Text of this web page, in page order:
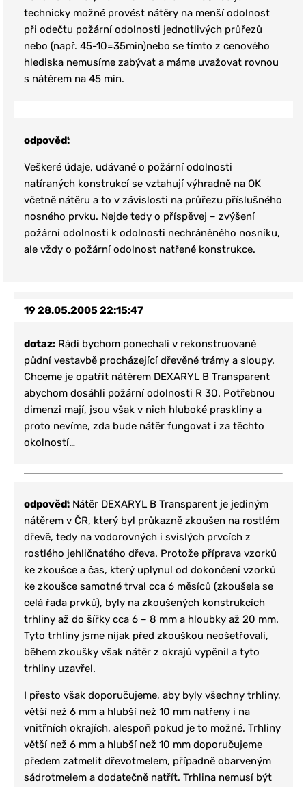
technicky možné provést nátěry na menší odolnost
při odečtu požární odolnosti jednotlivých průřezů
nebo (např. 45-10=35min)nebo se tímto z cenového
hlediska nemusíme zabývat a máme uvažovat rovnou
s nátěrem na 45 min.
odpověď:
Veškeré údaje, udávané o požární odolnosti
natíraných konstrukcí se vztahují výhradně na OK
včetně nátěru a to v závislosti na průřezu příslušného
nosného prvku. Nejde tedy o příspěvej – zvýšení
požární odolnosti k odolnosti nechráněného nosníku,
ale vždy o požární odolnost natřené konstrukce.
19 28.05.2005 22:15:47
dotaz:Rádi bychom ponechali v rekonstruované
půdní vestavbě procházející dřevěné trámy a sloupy.
Chceme je opatřit nátěrem DEXARYL B Transparent
abychom dosáhli požární odolnosti R 30. Potřebnou
dimenzi mají, jsou však v nich hluboké praskliny a
proto nevíme, zda bude nátěr fungovat i za těchto
okolností…
odpověď:Nátěr DEXARYL B Transparent je jediným
nátěrem v ČR, který byl průkazně zkoušen na rostlém
dřevě, tedy na vodorovných i svislých prvcích z
rostlého jehličnatého dřeva. Protože příprava vzorků
ke zkoušce a čas, který uplynul od dokončení vzorků
ke zkoušce samotné trval cca 6 měsíců (zkoušela se
celá řada prvků), byly na zkoušených konstrukcích
trhliny až do šířky cca 6 – 8 mm a hloubky až 20 mm.
Tyto trhliny jsme nijak před zkouškou neošetřovali,
během zkoušky však nátěr z okrajů vypěnil a tyto
trhliny uzavřel.
I přesto však doporučujeme, aby byly všechny trhliny,
větší než 6 mm a hlubší než 10 mm natřeny i na
vnitřních okrajích, alespoň pokud je to možné. Trhliny
větší než 6 mm a hlubší než 10 mm doporučujeme
předem zatmelit dřevotmelem, případně obarveným
sádrotmelem a dodatečně natřít. Trhlina nemusí být